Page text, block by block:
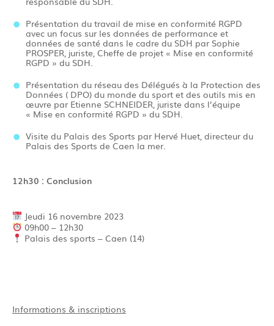
Présentation du travail de mise en conformité RGPD
avec un focus sur les données de performance et
données de santé dans le cadre du SDH par Sophie
PROSPER, juriste, Cheffe de projet « Mise en conformité
RGPD » du SDH.
Présentation du réseau des Délégués à la Protection des
Données ( DPO) du monde du sport et des outils mis en
œuvre par Etienne SCHNEIDER, juriste dans l’équipe
« Mise en conformité RGPD » du SDH.
Visite du Palais des Sports par Hervé Huet, directeur du
Palais des Sports de Caen la mer.
12h30 : Conclusion
Jeudi 16 novembre 2023
09h00 – 12h30
Palais des sports – Caen (14)
Informations & inscriptions